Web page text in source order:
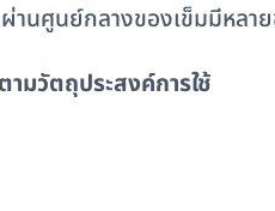
านศูนย์กลางของเข็มมีหล
มวัตถุประสงค์การใช้